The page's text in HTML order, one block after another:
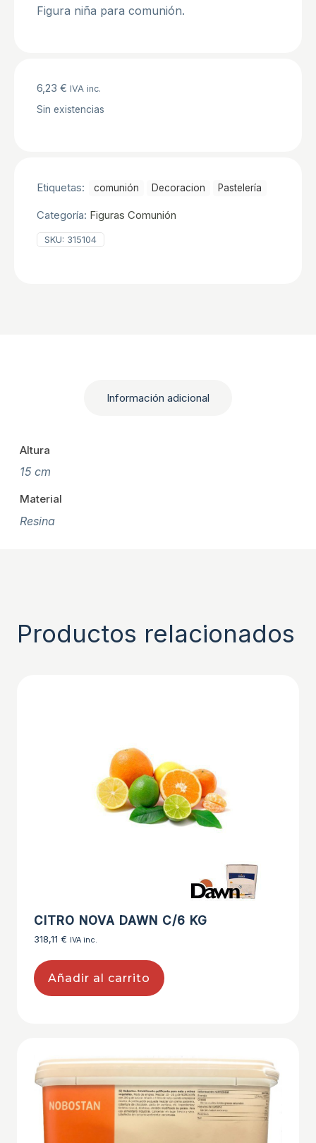
Figura niña para comunión.
6,23 € IVA inc.
Sin existencias
Etiquetas: comunión Decoracion Pastelerí­a
Categoría: Figuras Comunión
SKU: 315104
Información adicional
Altura
15 cm
Material
Resina
Productos relacionados
CITRO NOVA DAWN C/6 KG
318,11 € IVA inc.
Añadir al carrito